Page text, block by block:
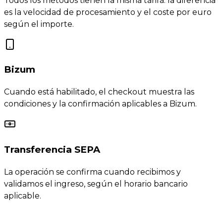
es la velocidad de procesamiento y el coste por euro
según el importe.
Bizum
Cuando está habilitado, el checkout muestra las
condiciones y la confirmación aplicables a Bizum.
Transferencia SEPA
La operación se confirma cuando recibimos y
validamos el ingreso, según el horario bancario
aplicable.